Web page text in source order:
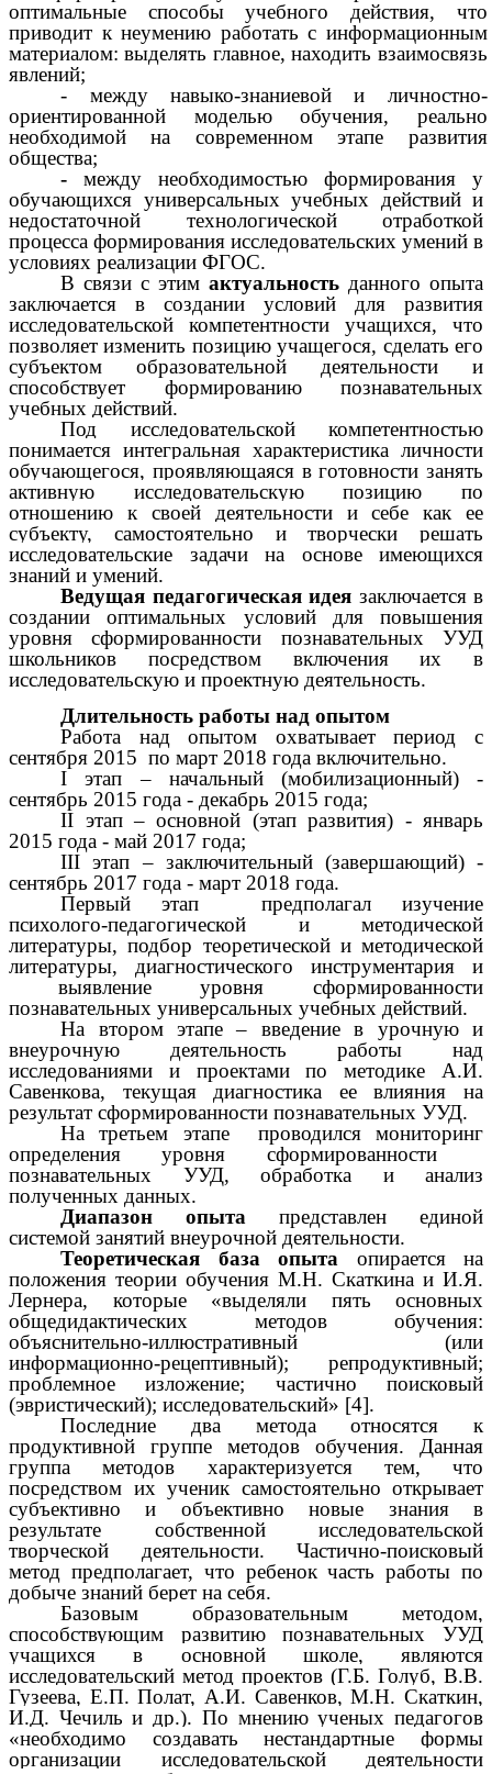
оптимальные способы учебного действия, что
приводит к неумению работать с информационным
материалом: выделять главное, находить взаимосвязь
явлений;
- между навыко-знаниевой и личностно-
ориентированной моделью обучения, реально
необходимой на современном этапе развития
общества;
-между необходимостью формирования у
обучающихся универсальных учебных действий и
недостаточной технологической отработкой
процесса формирования исследовательских умений в
условиях реализации ФГОС.
В связи с этимактуальность данного опыта
заключается в создании условий для развития
исследовательской компетентности учащихся, что
позволяет изменить позицию учащегося, сделать его
субъектом образовательной деятельности и
способствует формированию познавательных
учебных действий.
Под исследовательской компетентностью
понимается интегральная характеристика личности
обучающегося, проявляющаяся в готовности занять
активную исследовательскую позицию по
отношению к своей деятельности и себе как ее
субъекту, самостоятельно и творчески решать
исследовательские задачи на основе имеющихся
знаний и умений.
Ведущая педагогическая идея заключается в
создании оптимальных условий для повышения
уровня сформированности познавательных УУД
школьников посредством включения их в
исследовательскую и проектную деятельность.
Длительность работы над опытом
Работа над опытом охватывает период с
сентября 2015 по март 2018 года включительно.
I этап – начальный (мобилизационный) -
сентябрь 2015 года - декабрь 2015 года;
II этап – основной (этап развития) - январь
2015 года - май 2017 года;
III этап – заключительный (завершающий) -
сентябрь 2017 года - март 2018 года.
Первый этап предполагал изучение
психолого-педагогической и методической
литературы, подбор теоретической и методической
литературы, диагностического инструментария и
выявление уровня сформированности
познавательных универсальных учебных действий.
На втором этапе – введение в урочную и
внеурочную деятельность работы над
исследованиями и проектами по методике А.И.
Савенкова, текущая диагностика ее влияния на
результат сформированности познавательных УУД.
На третьем этапе проводился мониторинг
определения уровня сформированности
познавательных УУД, обработка и анализ
полученных данных.
Диапазон опытапредставлен единой
системой занятий внеурочной деятельности.
Теоретическая база опыта опирается на
положения теории обучения М.Н. Скаткина и И.Я.
Лернера, которые «выделяли пять основных
общедидактических методов обучения:
объяснительно-иллюстративный (или
информационно-рецептивный); репродуктивный;
проблемное изложение; частично поисковый
(эвристический); исследовательский» [4].
Последние два метода относятся к
продуктивной группе методов обучения. Данная
группа методов характеризуется тем, что
посредством их ученик самостоятельно открывает
субъективно и объективно новые знания в
результате собственной исследовательской
творческой деятельности. Частично-поисковый
метод предполагает, что ребенок часть работы по
добыче знаний берет на себя.
Базовым образовательным методом,
способствующим развитию познавательных УУД
учащихся в основной школе, являются
исследовательский метод проектов (Г.Б. Голуб, В.В.
Гузеева, Е.П. Полат, А.И. Савенков, М.Н. Скаткин,
И.Д. Чечиль и др.). По мнению ученых педагогов
«необходимо создавать нестандартные формы
организации исследовательской деятельности